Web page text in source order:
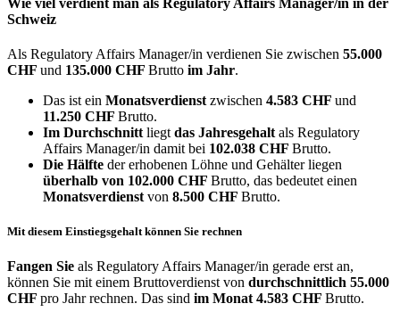
Schweiz
Als Regulatory Affairs Manager/in verdienen Sie zwischen 55.000
CHF und 135.000 CHF Brutto im Jahr.
Das ist ein Monatsverdienst zwischen 4.583 CHF und
11.250 CHF Brutto.
Im Durchschnitt liegt das Jahresgehalt als Regulatory
Affairs Manager/in damit bei 102.038 CHF Brutto.
Die Hälfte der erhobenen Löhne und Gehälter liegen
überhalb von 102.000 CHF Brutto, das bedeutet einen
Monatsverdienst von 8.500 CHF Brutto.
Mit diesem Einstiegsgehalt können Sie rechnen
Fangen Sie als Regulatory Affairs Manager/in gerade erst an,
können Sie mit einem Bruttoverdienst von durchschnittlich 55.000
CHF pro Jahr rechnen. Das sind im Monat 4.583 CHF Brutto.